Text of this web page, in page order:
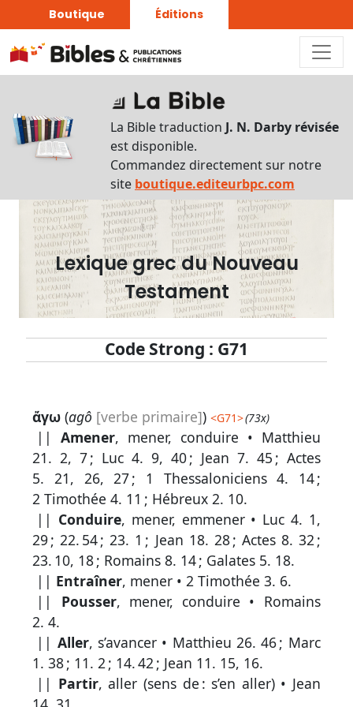
Boutique Éditions
La Bible traduction J. N. Darby révisée
est disponible.
Commandez directement sur notre
site boutique.editeurbpc.com
Lexique grec du Nouveau
Testament
Code Strong : G71
ἄγω (agô [verbe primaire])<G71>(73x)
||Amener, mener, conduire • Matthieu
21. 2, 7; Luc 4. 9, 40; Jean 7. 45 ; Actes
5. 21, 26, 27; 1 Thessaloniciens 4. 14;
2 Timothée 4. 11 ; Hébreux 2. 10.
|| Conduire, mener, emmener • Luc 4. 1,
29;22. 54;23. 1 ; Jean 18. 28; Actes 8. 32;
23. 10, 18; Romains 8. 14; Galates 5. 18.
|| Entraîner, mener •2 Timothée 3. 6.
|| Pousser, mener, conduire • Romains
2. 4.
|| Aller, s’avancer • Matthieu 26. 46; Marc
1. 38; 11. 2; 14. 42; Jean 11. 15, 16.
|| Partir, aller (sens de : s’en aller) • Jean
Recherche
Rechercher
par
lettre
Rechercher
par
mot
français
Lexique
Recherche
grec
Rechercher
par
code
strong
Rechercher
par
lettre
Rechercher